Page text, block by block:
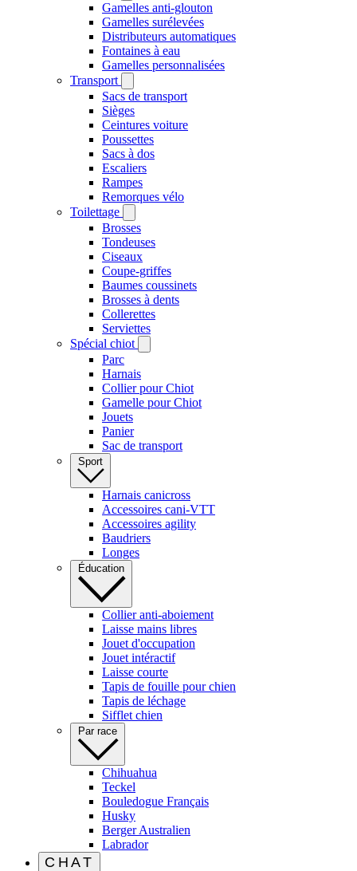
Gamelles anti-glouton
Gamelles surélevées
Distributeurs automatiques
Fontaines à eau
Gamelles personnalisées
Transport
Sacs de transport
Sièges
Ceintures voiture
Poussettes
Sacs à dos
Escaliers
Rampes
Remorques vélo
Toilettage
Brosses
Tondeuses
Ciseaux
Coupe-griffes
Baumes coussinets
Brosses à dents
Collerettes
Serviettes
Spécial chiot
Parc
Harnais
Collier pour Chiot
Gamelle pour Chiot
Jouets
Panier
Sac de transport
Sport
Harnais canicross
Accessoires cani-VTT
Accessoires agility
Baudriers
Longes
Éducation
Collier anti-aboiement
Laisse mains libres
Jouet d'occupation
Jouet intéractif
Laisse courte
Tapis de fouille pour chien
Tapis de léchage
Sifflet chien
Par race
Chihuahua
Teckel
Bouledogue Français
Husky
Berger Australien
Labrador
CHAT